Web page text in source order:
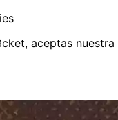
aceptas nuestra